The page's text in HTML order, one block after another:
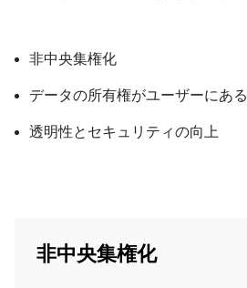
非中央集権化
データの所有権がユーザーにある
透明性とセキュリティの向上
非中央集権化